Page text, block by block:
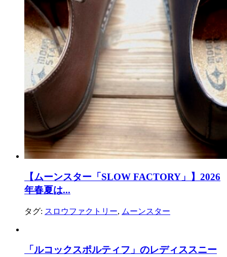
【ムーンスター「SLOW FACTORY」】2026
年春夏は...
タグ: スロウファクトリー, ムーンスター
「ルコックスポルティフ」のレディススニー